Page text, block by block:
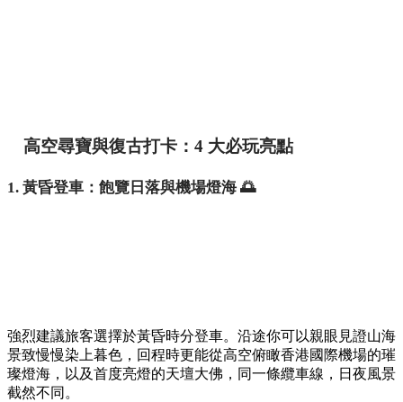
高空尋寶與復古打卡：4 大必玩亮點
1. 黃昏登車：飽覽日落與機場燈海 🌅
強烈建議旅客選擇於黃昏時分登車。沿途你可以親眼見證山海
景致慢慢染上暮色，回程時更能從高空俯瞰香港國際機場的璀
璨燈海，以及首度亮燈的天壇大佛，同一條纜車線，日夜風景
截然不同。